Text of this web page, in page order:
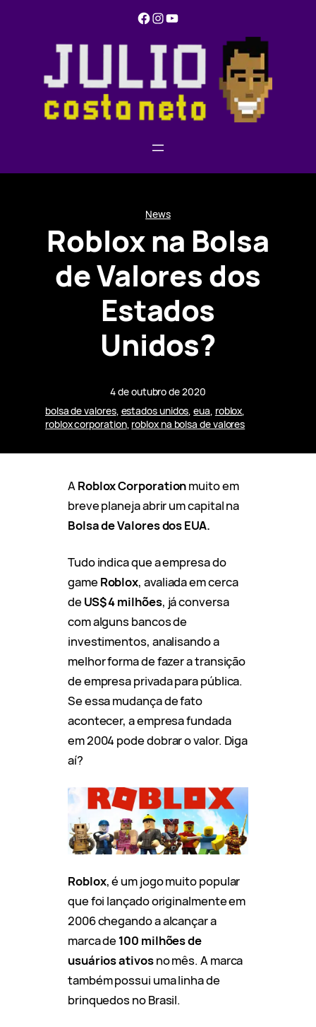
Facebook Instagram YouTube
News
Roblox na Bolsa
de Valores dos
Estados
Unidos?
4 de outubro de 2020
bolsa de valores, estados unidos, eua, roblox
roblox corporation, roblox na bolsa de valores
ARoblox Corporationmuito em
breve planeja abrir um capital na
Bolsa de Valores dos EUA.
Tudo indica que a empresa do
gameRoblox, avaliada em cerca
deUS$ 4 milhões, já conversa
com alguns bancos de
investimentos, analisando a
melhor forma de fazer a transição
de empresa privada para pública.
Se essa mudança de fato
acontecer, a empresa fundada
em 2004 pode dobrar o valor. Diga
aí?
Roblox, é um jogo muito popular
que foi lançado originalmente em
2006 chegando a alcançar a
marca de100 milhões de
usuários ativosno mês. A marca
também possui uma linha de
brinquedos no Brasil.